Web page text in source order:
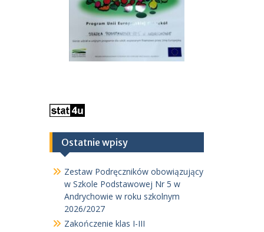
Ostatnie wpisy
Zestaw Podręczników obowiązujący
w Szkole Podstawowej Nr 5 w
Andrychowie w roku szkolnym
2026/2027
Zakończenie klas I-III